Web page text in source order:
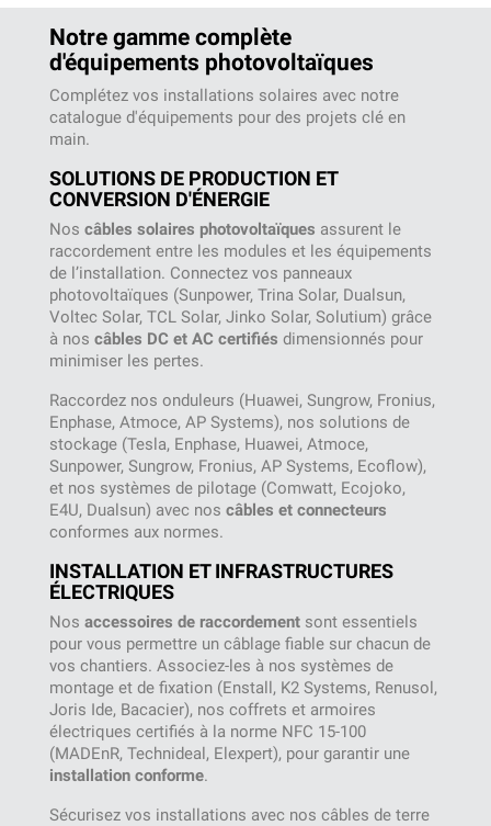
Notre gamme complète
d'équipements photovoltaïques
Complétez vos installations solaires avec notre
catalogue d'équipements pour des projets clé en
main.
SOLUTIONS DE PRODUCTION ET
CONVERSION D'ÉNERGIE
Nos câbles solaires photovoltaïques assurent le
raccordement entre les modules et les équipements
de l’installation. Connectez vos panneaux
photovoltaïques (Sunpower, Trina Solar, Dualsun,
Voltec Solar, TCL Solar, Jinko Solar, Solutium) grâce
à nos câbles DC et AC certifiés dimensionnés pour
minimiser les pertes.
Raccordez nos onduleurs (Huawei, Sungrow, Fronius,
Enphase, Atmoce, AP Systems), nos solutions de
stockage (Tesla, Enphase, Huawei, Atmoce,
Sunpower, Sungrow, Fronius, AP Systems, Ecoflow),
et nos systèmes de pilotage (Comwatt, Ecojoko,
E4U, Dualsun) avec nos câbles et connecteurs
conformes aux normes.
INSTALLATION ET INFRASTRUCTURES
ÉLECTRIQUES
Nos accessoires de raccordement sont essentiels
pour vous permettre un câblage fiable sur chacun de
vos chantiers. Associez-les à nos systèmes de
montage et de fixation (Enstall, K2 Systems, Renusol,
Joris Ide, Bacacier), nos coffrets et armoires
électriques certifiés à la norme NFC 15-100
(MADEnR, Technideal, Elexpert), pour garantir une
installation conforme.
Sécurisez vos installations avec nos câbles de terre